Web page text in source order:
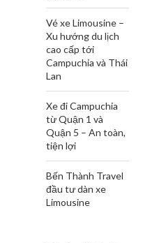
Vé xe Limousine –
Xu hướng du lịch
cao cấp tới
Campuchia và Thái
Lan
Xe đi Campuchia
từ Quận 1 và
Quận 5 – An toàn,
tiện lợi
Bến Thành Travel
đầu tư dàn xe
Limousine